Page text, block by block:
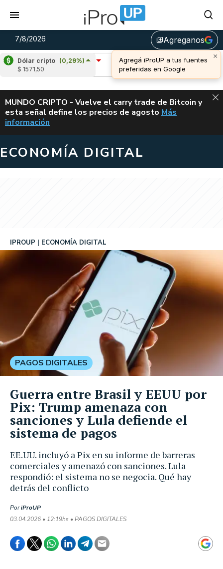
7/8/2026 library_addAgreganos
×
Agregá iProUP a tus fuentes
preferidas en Google
Dólar cripto (0,29%)
$ 1571,50
Ripple (-2,08%)
u$s 1,02
Cardano (6,83%)
u$s 0,20
ALERTA
MUNDO CRIPTO - Vuelve el carry trade de Bitcoin y
esta señal define los precios de agosto VUELVE EL
Más
información
ECONOMÍA DIGITAL
EE.UU. incluyó a Pix en su informe de barreras
comerciales y amenazó con sanciones. Lula
respondió: el sistema no se negocia. Qué hay
detrás del conflicto
IPROUP ECONOMÍA DIGITAL
PoriProUP
03.04.2026 • 12:19hs • PAGOS DIGITALES
PAGOS DIGITALES
Guerra entre Brasil y EEUU por
Pix: Trump amenaza con
sanciones y Lula defiende el
sistema de pagos